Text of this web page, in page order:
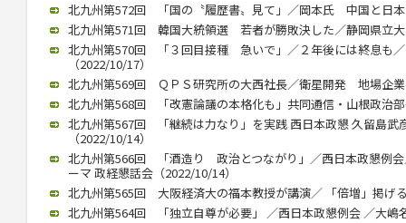
北九州第572回 「国の〝履歴書〟見て」／岡本氏 中国と日
北九州第571回 韓国大統領選 若者が勝敗決した／静岡県立
北九州第570回 「３回目接種 急いで」／２年後には終息も
（2022/10/17）
北九州第569回 ＱＰＳ研究所の大西社長／衛星開発 地場企
北九州第568回 「改憲論議の本格化も」共同通信・山根政治
北九州第567回 「継続は力なり」を実践 西日本政懇 久留島
（2022/10/14）
北九州第566回 「酒造り 政治とつながり」／西日本政懇例会
ーマ 政経懇話会（2022/10/14）
北九州第565回 大阪経済大の福本教授が講演／ 「倍増」掲
北九州第564回 「独立自尊が必要」 ／西日本政懇例会 ／大嶋